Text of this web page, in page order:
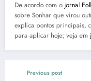
De acordo com o jornal
sobre Sonhar que virou
explica pontos principais,
para aplicar hoje; veja em
Previous post